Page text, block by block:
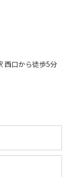
西口から徒歩5分